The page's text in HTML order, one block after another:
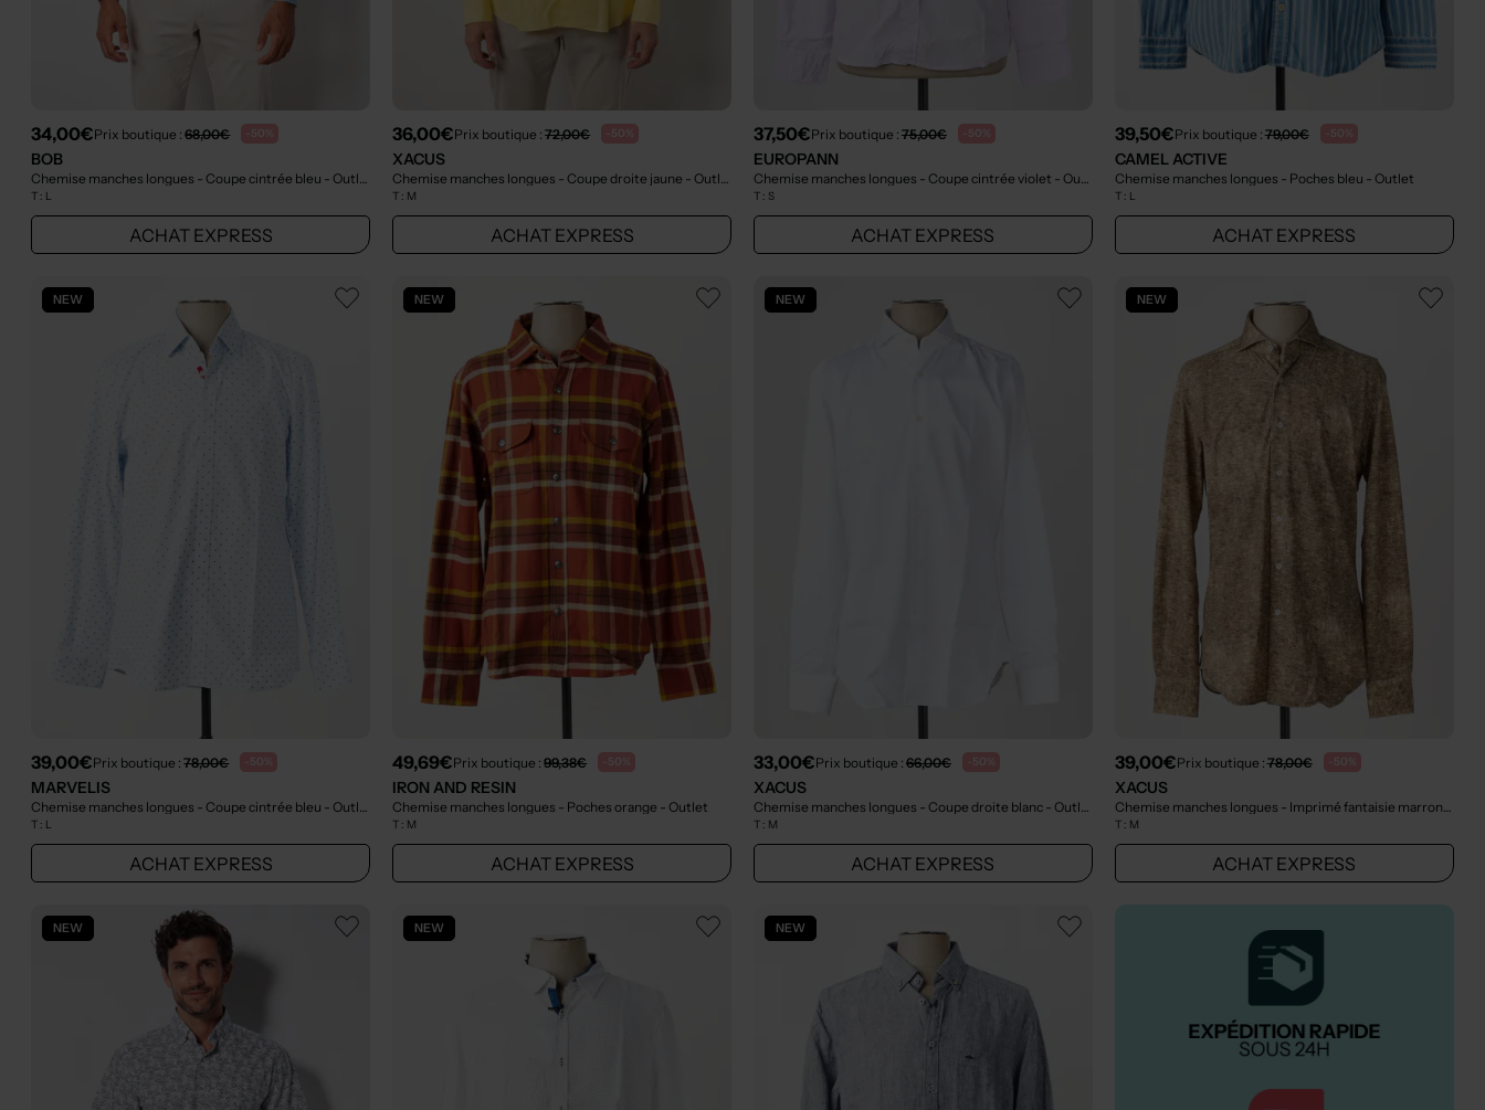
34,00€Prix boutique :68,00€ -50%
BOB
Chemise manches longues - Coupe cintrée bleu - Outlet
T : L
ACHAT EXPRESS
36,00€Prix boutique :72,00€ -50%
XACUS
Chemise manches longues - Coupe droite jaune - Outlet
T : M
ACHAT EXPRESS
37,50€Prix boutique : 75,00€ -50%
EUROPANN
Chemise manches longues - Coupe cintrée violet - Outlet
T : S
ACHAT EXPRESS
39,50€Prix boutique : 79,00€ -50%
CAMEL ACTIVE
Chemise manches longues - Poches bleu - Outlet
T : L
ACHAT EXPRESS
NEW
39,00€Prix boutique :78,00€ -50%
MARVELIS
Chemise manches longues - Coupe cintrée bleu - Outlet
T : L
ACHAT EXPRESS
NEW
49,69€Prix boutique :99,38€ -50%
IRON AND RESIN
Chemise manches longues - Poches orange - Outlet
T : M
ACHAT EXPRESS
NEW
33,00€Prix boutique : 66,00€ -50%
XACUS
Chemise manches longues - Coupe droite blanc - Outlet
T : M
ACHAT EXPRESS
NEW
39,00€Prix boutique : 78,00€ -50%
XACUS
Chemise manches longues - Imprimé fantaisie marron
-
T : M
ACHAT EXPRESS
NEW NEW NEW